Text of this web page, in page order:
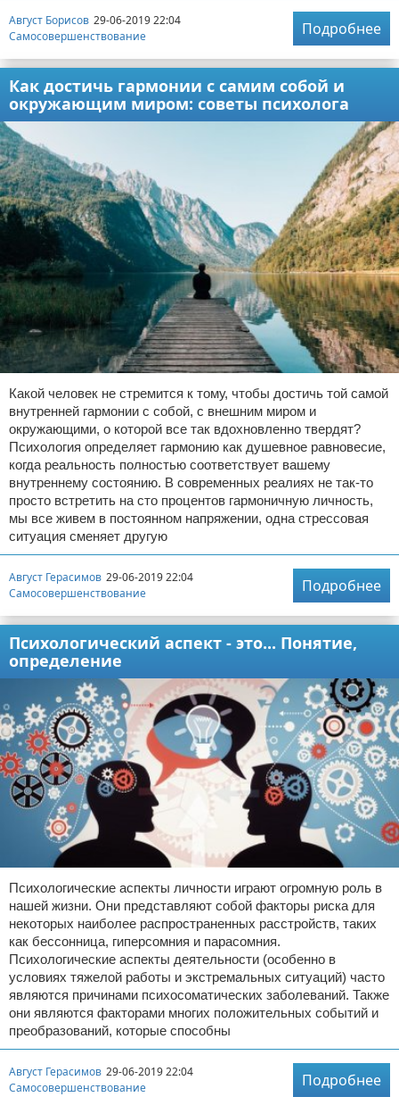
Август Борисов 29-06-2019 22:04
Самосовершенствование
Подробнее
Как достичь гармонии с самим собой и
окружающим миром: советы психолога
Какой человек не стремится к тому, чтобы достичь той самой
внутренней гармонии с собой, с внешним миром и
окружающими, о которой все так вдохновленно твердят?
Психология определяет гармонию как душевное равновесие,
когда реальность полностью соответствует вашему
внутреннему состоянию. В современных реалиях не так-то
просто встретить на сто процентов гармоничную личность,
мы все живем в постоянном напряжении, одна стрессовая
ситуация сменяет другую
Август Герасимов 29-06-2019 22:04
Самосовершенствование
Подробнее
Психологический аспект - это... Понятие,
определение
Психологические аспекты личности играют огромную роль в
нашей жизни. Они представляют собой факторы риска для
некоторых наиболее распространенных расстройств, таких
как бессонница, гиперсомния и парасомния.
Психологические аспекты деятельности (особенно в
условиях тяжелой работы и экстремальных ситуаций) часто
являются причинами психосоматических заболеваний. Также
они являются факторами многих положительных событий и
преобразований, которые способны
Август Герасимов 29-06-2019 22:04
Самосовершенствование
Подробнее